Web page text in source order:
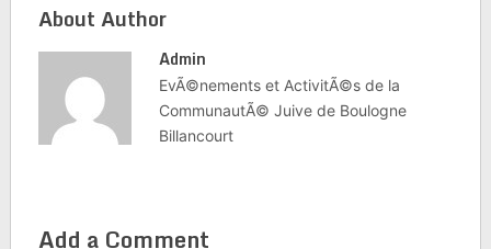
About Author
Admin
EvÃ©nements et ActivitÃ©s de la
CommunautÃ© Juive de Boulogne
Billancourt
Add a Comment